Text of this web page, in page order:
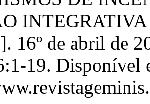
16º de abril de
19. Disponível